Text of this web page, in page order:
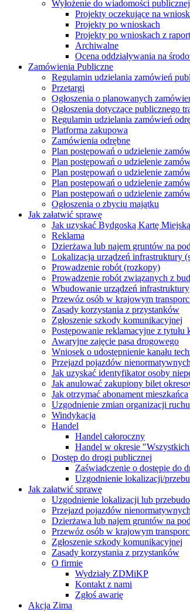
Wyłożenie do wiadomości publicznej
Projekty oczekujące na
Projekty po wnioskach
Projekty po wnioskach z
Archiwalne
Ocena oddziaływania na
Zamówienia Publiczne
Regulamin udzielania zamówień
Przetargi
Ogłoszenia o planowanych
Ogłoszenia dotyczące publicznego
Regulamin udzielania zamówień
Platforma zakupowa
Zamówienia odrębne
Plan postępowań o udzielenie
Plan postępowań o udzielenie
Plan postępowań o udzielenie
Plan postępowań o udzielenie
Plan postępowań o udzielenie
Ogłoszenia o zbyciu majątku
Jak załatwić sprawę
Jak uzyskać Bydgoską Kartę Miejską
Reklama
Dzierżawa lub najem gruntów na
Lokalizacja urządzeń infrastruktury
Prowadzenie robót (rozkopy)
Prowadzenie robót związanych z
Wbudowanie urządzeń infrastruktury
Przewóz osób w krajowym
Zasady korzystania z przystanków
Zgłoszenie szkody komunikacyjnej
Postępowanie reklamacyjne z tytułu
Awaryjne zajęcie pasa drogowego
Wniosek o udostępnienie kanału
Przejazd pojazdów nienormatywnych
Jak uzyskać identyfikator osoby
Jak anulować zakupiony bilet
Jak otrzymać abonament mieszkańca
Uzgodnienie zmian organizacji ruchu
Windykacja
Handel
Handel całoroczny
Handel w okresie
Dostęp do drogi publicznej
Zaświadczenie o dostępie do
Uzgodnienie lokalizacji/
Jak załatwić sprawę
Uzgodnienie lokalizacji lub
Przejazd pojazdów nienormatywnych
Dzierżawa lub najem gruntów na
Przewóz osób w krajowym
Zgłoszenie szkody komunikacyjnej
Zasady korzystania z przystanków
O firmie
Wydziały ZDMiKP
Kontakt z nami
Zgłoś awarię
Akcja Zima